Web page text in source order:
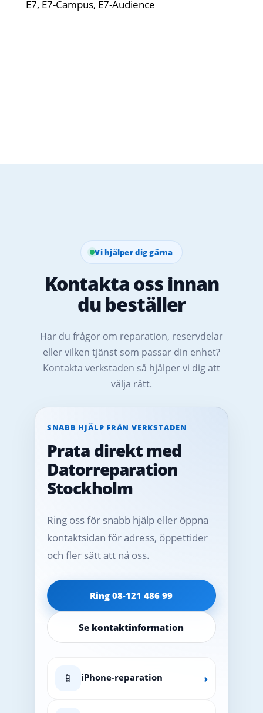
E7, E7-Campus, E7-Audience
Vi hjälper dig gärna
Kontakta oss innan
du beställer
Har du frågor om reparation, reservdelar
eller vilken tjänst som passar din enhet?
Kontakta verkstaden så hjälper vi dig att
välja rätt.
SNABB HJÄLP FRÅN VERKSTADEN
Prata direkt med
Datorreparation
Stockholm
Ring oss för snabb hjälp eller öppna
kontaktsidan för adress, öppettider
och fler sätt att nå oss.
Ring 08‑121 486 99
Se kontaktinformation
📱 iPhone-reparation ›